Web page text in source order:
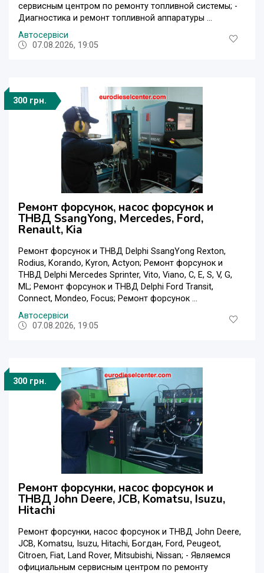
сервисным центром по ремонту топливной системы; -
Диагностика и ремонт топливной аппаратуры ...
Автосервіси
07.08.2026, 19:05
300 грн.
Ремонт форсунок, насос форсунок и
ТНВД SsangYong, Mercedes, Ford,
Renault, Kia
Ремонт форсунок и ТНВД Delphi SsangYong Rexton,
Rodius, Korando, Kyron, Actyon; Ремонт форсунок и
ТНВД Delphi Mercedes Sprinter, Vito, Viano, C, E, S, V, G,
ML; Ремонт форсунок и ТНВД Delphi Ford Transit,
Connect, Mondeo, Focus; Ремонт форсунок ...
Автосервіси
07.08.2026, 19:05
300 грн.
Ремонт форсунки, насос форсунок и
ТНВД John Deere, JCB, Komatsu, Isuzu,
Hitachi
Ремонт форсунки, насос форсунок и ТНВД John Deere,
JCB, Komatsu, Isuzu, Hitachi, Богдан, Ford, Peugeot,
Citroen, Fiat, Land Rover, Mitsubishi, Nissan; - Являемся
официальным сервисным центром по ремонту